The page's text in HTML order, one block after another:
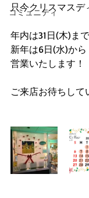
コミュニティ
只今クリスマスデ
年内は31日(木)まで
新年は6日(水)から
営業いたします！
ご来店お待ちして